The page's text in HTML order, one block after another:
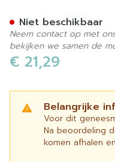
€ 21,29
Belangrijke
Voor dit
Na beoordeling
komen afhalen
Niet beschikbaar
Neem contact op met
bekijken we samen de